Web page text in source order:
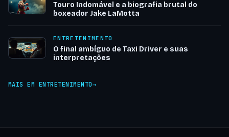
Touro Indomável e a biografia brutal do
boxeador Jake LaMotta
ENTRETENIMENTO
O final ambíguo de Taxi Driver e suas
interpretações
MAIS EM ENTRETENIMENTO